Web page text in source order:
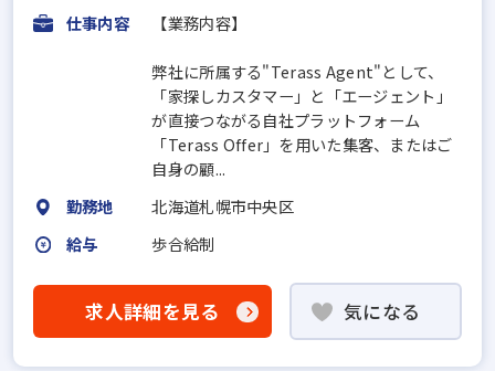
仕事内容 【業務内容】
弊社に所属する"Terass Agent"として、
「家探しカスタマー」と「エージェント」
が直接つながる自社プラットフォーム
「Terass Offer」を用いた集客、またはご
自身の顧...
勤務地
北海道札幌市中央区
給与
歩合給制
求人詳細を見る 気になる